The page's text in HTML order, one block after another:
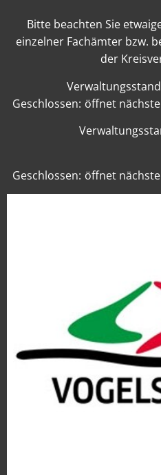
Bitte beachten Sie
einzelner Fachämter bzw.
der
Klicken, um weitere
Geschlossen: öffnet
Klicken, um weitere
Geschlossen: öffnet